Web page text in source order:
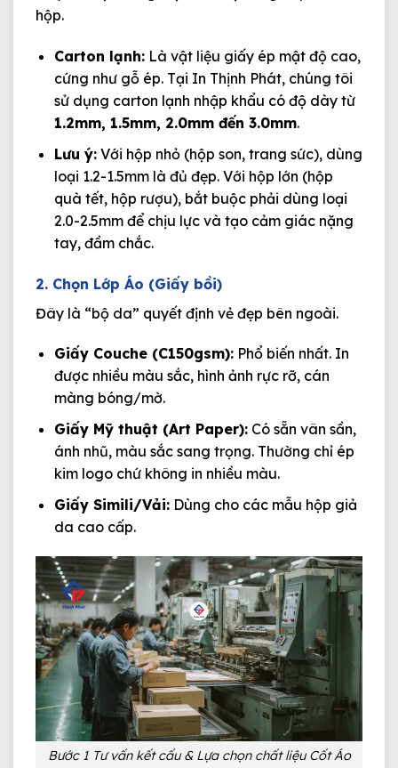
hộp.
Carton lạnh:Là vật liệu giấy ép mật độ cao,
cứng như gỗ ép. Tại In Thịnh Phát, chúng tôi
sử dụng carton lạnh nhập khẩu có độ dày từ
1.2mm, 1.5mm, 2.0mm đến 3.0mm.
Lưu ý:Với hộp nhỏ (hộp son, trang sức), dùng
loại 1.2-1.5mm là đủ đẹp. Với hộp lớn (hộp
quà tết, hộp rượu), bắt buộc phải dùng loại
2.0-2.5mm để chịu lực và tạo cảm giác nặng
tay, đầm chắc.
2. Chọn Lớp Áo (Giấy bồi)
Đây là “bộ da” quyết định vẻ đẹp bên ngoài.
Giấy Couche (C150gsm):Phổ biến nhất. In
được nhiều màu sắc, hình ảnh rực rỡ, cán
màng bóng/mờ.
Giấy Mỹ thuật (Art Paper):Có sẵn vân sần,
ánh nhũ, màu sắc sang trọng. Thường chỉ ép
kim logo chứ không in nhiều màu.
Giấy Simili/Vải:Dùng cho các mẫu hộp giả
da cao cấp.
Bước 1 Tư vấn kết cấu & Lựa chọn chất liệu Cốt Áo